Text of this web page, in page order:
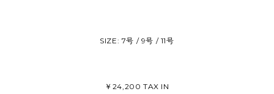
SIZE: 7号 / 9号 / 11号
￥24,200 TAX IN